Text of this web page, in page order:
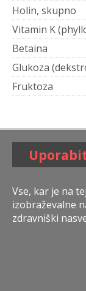
Holin, skupno
Vitamin K
Betaina
Glukoza
Fruktoza
Vse, kar je na
izobraževalne
zdravniški